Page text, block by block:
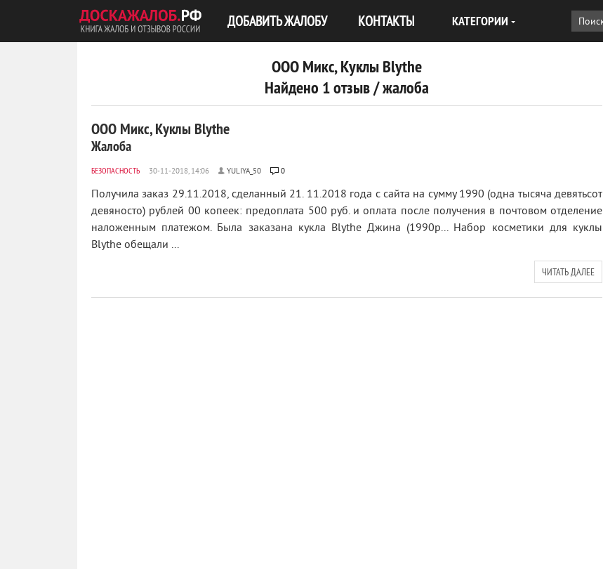
ДОБАВИТЬ ЖАЛОБУ КОНТАКТЫ КАТЕГОРИИ
ООО Микс, Куклы Blythe
Найдено 1 отзыв / жалоба
ООО Микс, Куклы Blythe
Жалоба
БЕЗОПАСНОСТЬ YULIYA_50 0
Получила заказ 29.11.2018, сделанный 21. 11.2018 года с сайта на сумму 1990 (одна тысяча девятьсот
девяносто) рублей 00 копеек: предоплата 500 руб. и оплата после получения в почтовом отделение
наложенным платежом. Была заказана кукла Blythe Джина (1990р... Набор косметики для куклы
Blythe обещали ...
ЧИТАТЬ ДАЛЕЕ